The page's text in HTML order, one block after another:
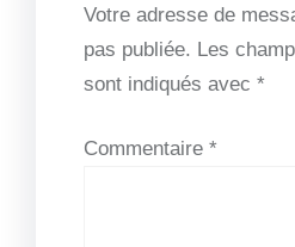
Votre adresse de
pas publiée. Les
sont indiqués avec *
Commentaire *